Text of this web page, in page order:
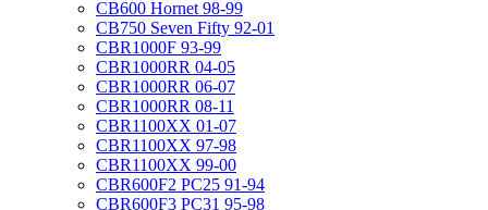
CB600 Hornet 98-99
CB750 Seven Fifty 92-01
CBR1000F 93-99
CBR1000RR 04-05
CBR1000RR 06-07
CBR1000RR 08-11
CBR1100XX 01-07
CBR1100XX 97-98
CBR1100XX 99-00
CBR600F2 PC25 91-94
CBR600F3 PC31 95-98